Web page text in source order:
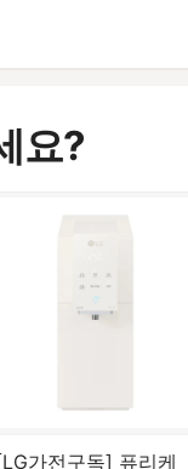
요?
가전구독] 퓨리케